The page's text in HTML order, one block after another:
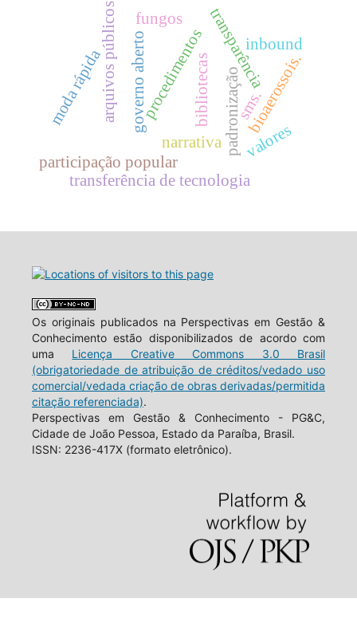
padronização
narrativa
transparência
governo aberto
participação popular
transferência de tecnologia
procedimentos sms.
arquivos públicos bibliotecas
fungos
bioaerossois.
valores
moda rápida
inbound
Os originais publicados na Perspectivas em Gestão &
Conhecimento estão disponibilizados de acordo com
uma Licença Creative Commons 3.0 Brasil
(obrigatoriedade de atribuição de créditos/vedado uso
comercial/vedada criação de obras derivadas/permitida
citação referenciada).
Perspectivas em Gestão & Conhecimento - PG&C,
Cidade de João Pessoa, Estado da Paraíba, Brasil.
ISSN: 2236-417X (formato eletrônico).